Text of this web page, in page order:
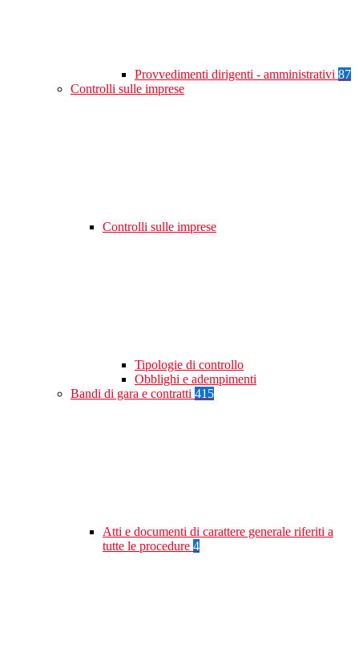
Provvedimenti dirigenti - amministrativi 87
Controlli sulle imprese
Controlli sulle imprese
Tipologie di controllo
Obblighi e adempimenti
Bandi di gara e contratti 415
Atti e documenti di carattere generale riferiti a
tutte le procedure 4